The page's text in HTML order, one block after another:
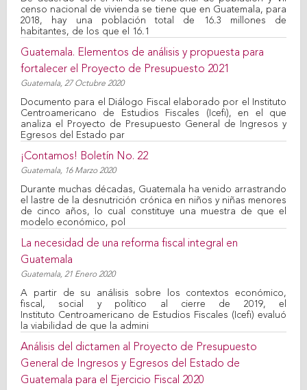
censo nacional de vivienda se tiene que en Guatemala, para
2018, hay una población total de 16.3 millones de
habitantes, de los que el 16.1
Guatemala. Elementos de análisis y propuesta para
fortalecer el Proyecto de Presupuesto 2021
Guatemala, 27 Octubre 2020
Documento para el Diálogo Fiscal elaborado por el Instituto
Centroamericano de Estudios Fiscales (Icefi), en el que
analiza el Proyecto de Presupuesto General de Ingresos y
Egresos del Estado par
¡Contamos! Boletín No. 22
Guatemala, 16 Marzo 2020
Durante muchas décadas, Guatemala ha venido arrastrando
el lastre de la desnutrición crónica en niños y niñas menores
de cinco años, lo cual constituye una muestra de que el
modelo económico, pol
La necesidad de una reforma fiscal integral en
Guatemala
Guatemala, 21 Enero 2020
A partir de su análisis sobre los contextos económico,
fiscal, social y político al cierre de 2019, el
Instituto Centroamericano de Estudios Fiscales (Icefi) evaluó
la viabilidad de que la admini
Análisis del dictamen al Proyecto de Presupuesto
General de Ingresos y Egresos del Estado de
Guatemala para el Ejercicio Fiscal 2020